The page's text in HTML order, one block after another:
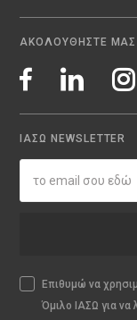
ΑΚΟΛΟΥΘΗΣΤΕ ΜΑΣ
ΙΑΣΩ NEWSLETTER
Επιθυμώ να
Όμιλο ΙΑΣΩ για